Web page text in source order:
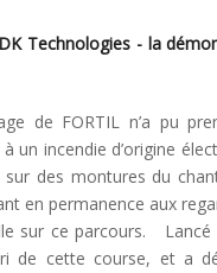
Technologies - la
de FORTIL n’a pu
un incendie d’origine
sur des montures du
en permanence aux
sur ce parcours. Lancé
de cette course, et a